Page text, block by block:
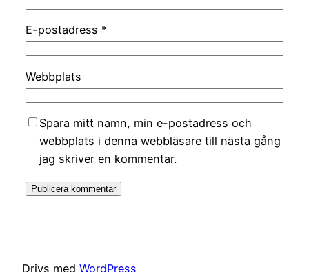
E-postadress *
Webbplats
Spara mitt namn, min e-postadress och
webbplats i denna webbläsare till nästa gång
jag skriver en kommentar.
Drivs med WordPress